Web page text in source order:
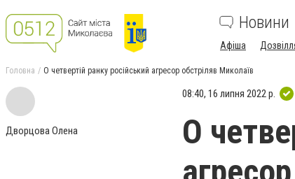
Новини
Афіша
Головна О четвертій ранку російський агресор обстріляв Миколаїв
Дворцова Олена
08:40, 16 липня 2022 р.
О